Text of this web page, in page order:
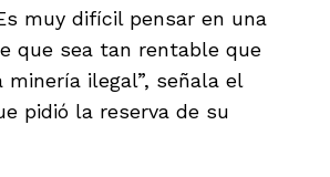
muy difícil pensar en una
que sea tan rentable que
ilegal”, señala el
pidió la reserva de su